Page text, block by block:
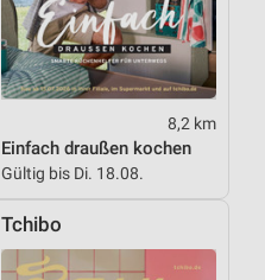
8,2 km
Einfach draußen kochen
Gültig bis Di. 18.08.
Tchibo